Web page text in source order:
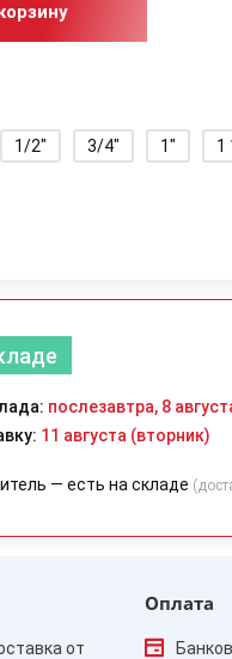
1/2" 3/4" 1" 1
послезавтра, 8
11 августа (вторник)
— есть на складе
от
Оплата